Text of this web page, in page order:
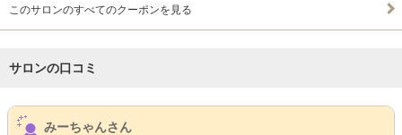
このサロンのすべてのクーポンを見る
サロンの口コミ
サロンPick Up
みーちゃんさん